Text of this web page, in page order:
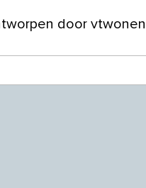
door vtwonen